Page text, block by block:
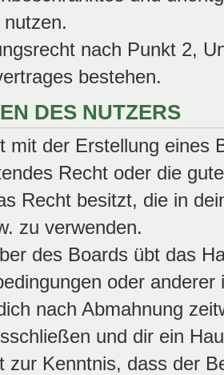
nach Punkt 2,
bestehen.
DES NUTZERS
mit der Erstellung eines
Recht oder die
Recht besitzt, die in
zu verwenden.
des Boards übt das
oder
nach Abmahnung
und dir ein
zur Kenntnis, dass der